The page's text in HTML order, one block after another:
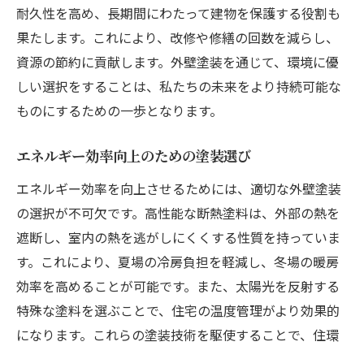
耐久性を高め、長期間にわたって建物を保護する役割も
果たします。これにより、改修や修繕の回数を減らし、
資源の節約に貢献します。外壁塗装を通じて、環境に優
しい選択をすることは、私たちの未来をより持続可能な
ものにするための一歩となります。
エネルギー効率向上のための塗装選び
エネルギー効率を向上させるためには、適切な外壁塗装
の選択が不可欠です。高性能な断熱塗料は、外部の熱を
遮断し、室内の熱を逃がしにくくする性質を持っていま
す。これにより、夏場の冷房負担を軽減し、冬場の暖房
効率を高めることが可能です。また、太陽光を反射する
特殊な塗料を選ぶことで、住宅の温度管理がより効果的
になります。これらの塗装技術を駆使することで、住環